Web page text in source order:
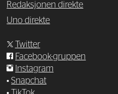
Redaksjonen direkte
Uno direkte
Twitter
Facebook-gruppen
Instagram
•Snapchat